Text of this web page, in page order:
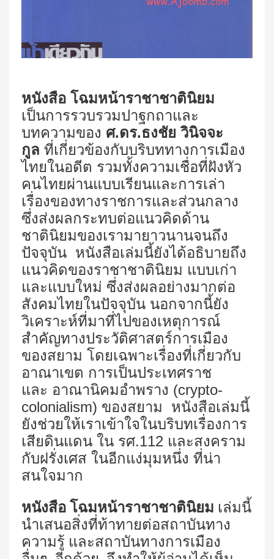
หนังสือ โฉมหน้าราชาชาตินิยม
เป็นการรวบรวมปาฐกถาและ
บทความของ ศ.ดร.ธงชัย วินิจจะ
กูล ที่เกี่ยวข้องกับบริบททางการเมือง
ไทยในอดีต รวมทั้งความเชื่อที่ฝังหัว
คนไทยผ่านแบบเรียนและการเล่า
เรื่องของทางราชการและส่วนกลาง
ซึ่งส่งผลกระทบต่อแนวคิดด้าน
ชาตินิยมของเรามายาวนานจนถึง
ปัจจุบัน หนังสือเล่มนี้ยังได้อธิบายถึง
แนวคิดของราชาชาตินิยม แบบเก่า
และแบบใหม่ ซึ่งส่งผลอย่างมากต่อ
สังคมไทยในปัจจุบัน นอกจากนี้ยัง
วิเคราะห์ที่มาที่ไปของเหตุการณ์
สำคัญทางประวัติศาสตร์การเมือง
ของสยาม โดยเฉพาะเรื่องที่เกี่ยวกับ
อาณาเขต การเป็นประเทศราช
และ อาณานิคมอำพราง (crypto-
colonialism) ของสยาม หนังสือเล่มนี้
ยังช่วยให้เราเข้าใจในบริบทเรื่องการ
เสียดินแดน ใน รศ.112 และสงคราม
กับฝรั่งเศส ในอีกแง่มุมหนึ่ง ที่น่า
สนใจมาก
หนังสือ โฉมหน้าราชาชาตินิยม เล่มนี้
นำเสนอสิ่งที่ท้าทายต่อสถาบันทาง
ความรู้ และสถาบันทางการเมือง